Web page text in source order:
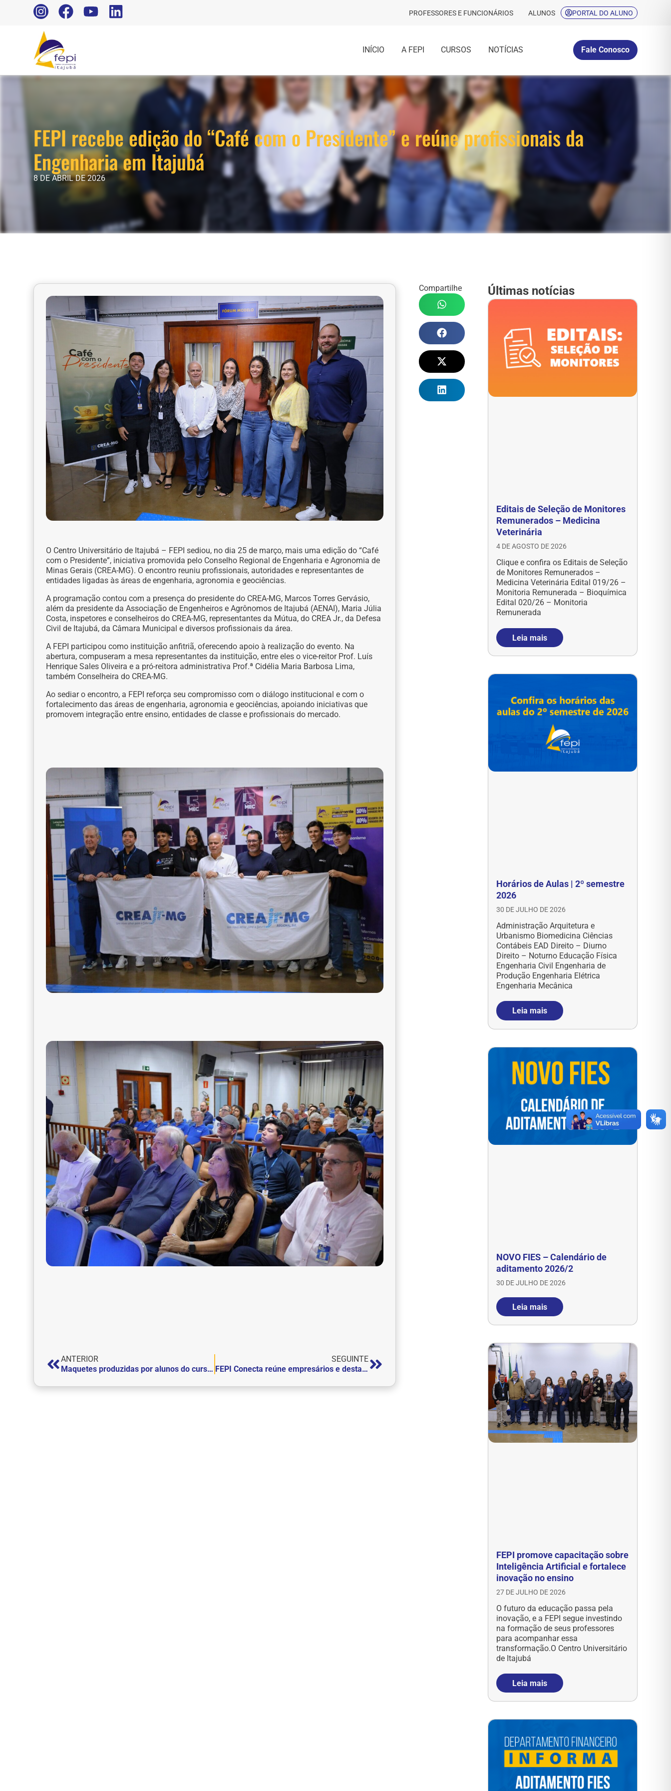
PROFESSORES E FUNCIONÁRIOS ALUNOS PORTAL DO ALUNO
INÍCIO A FEPI CURSOS NOTÍCIAS Fale Conosco
FEPI recebe edição do “Café com o Presidente” e reúne profissionais da
Engenharia em Itajubá
8 DE ABRIL DE 2026
O Centro Universitário de Itajubá – FEPI sediou, no dia 25 de março, mais uma edição do “Café
com o Presidente”, iniciativa promovida pelo Conselho Regional de Engenharia e Agronomia de
Minas Gerais (CREA-MG). O encontro reuniu profissionais, autoridades e representantes de
entidades ligadas às áreas de engenharia, agronomia e geociências.
A programação contou com a presença do presidente do CREA-MG, Marcos Torres Gervásio,
além da presidente da Associação de Engenheiros e Agrônomos de Itajubá (AENAI), Maria Júlia
Costa, inspetores e conselheiros do CREA-MG, representantes da Mútua, do CREA Jr., da Defesa
Civil de Itajubá, da Câmara Municipal e diversos profissionais da área.
A FEPI participou como instituição anfitriã, oferecendo apoio à realização do evento. Na
abertura, compuseram a mesa representantes da instituição, entre eles o vice-reitor Prof. Luís
Henrique Sales Oliveira e a pró-reitora administrativa Prof.ª Cidélia Maria Barbosa Lima,
também Conselheira do CREA-MG.
Ao sediar o encontro, a FEPI reforça seu compromisso com o diálogo institucional e com o
fortalecimento das áreas de engenharia, agronomia e geociências, apoiando iniciativas que
promovem integração entre ensino, entidades de classe e profissionais do mercado.
ANTERIOR
Maquetes produzidas por alunos do curso de Arquitetura e Urbanismo da FEPI passam a integrar exposição no Museu Municipal Wenceslau Braz
SEGUINTE
FEPI Conecta reúne empresários e destaca impactos do Imposto de Renda nas empresas
Compartilhe Últimas notícias
Editais de Seleção de Monitores
Remunerados – Medicina
Veterinária
4 DE AGOSTO DE 2026
Clique e confira os Editais de Seleção
de Monitores Remunerados –
Medicina Veterinária Edital 019/26 –
Monitoria Remunerada – Bioquímica
Edital 020/26 – Monitoria
Remunerada
Leia mais
Horários de Aulas | 2º semestre
2026
30 DE JULHO DE 2026
Administração Arquitetura e
Urbanismo Biomedicina Ciências
Contábeis EAD Direito – Diurno
Direito – Noturno Educação Física
Engenharia Civil Engenharia de
Produção Engenharia Elétrica
Engenharia Mecânica
Leia mais
NOVO FIES – Calendário de
aditamento 2026/2
30 DE JULHO DE 2026
Leia mais
FEPI promove capacitação sobre
Inteligência Artificial e fortalece
inovação no ensino
27 DE JULHO DE 2026
O futuro da educação passa pela
inovação, e a FEPI segue investindo
na formação de seus professores
para acompanhar essa
transformação.O Centro Universitário
de Itajubá
Leia mais